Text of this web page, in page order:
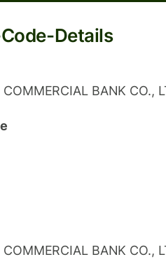
Details
BANK CO.,
BANK CO.,